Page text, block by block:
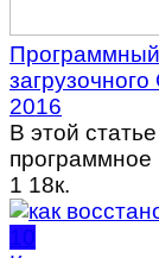
Программный
2016
В этой
программное
1 18к.
10